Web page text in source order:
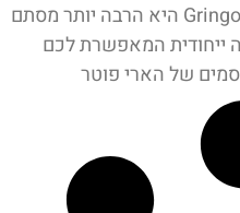
חנות Gringotts™ Money Exchange היא הרבה יותר מסתם
ייחודית המאפשרת לכם
של הארי פוטר